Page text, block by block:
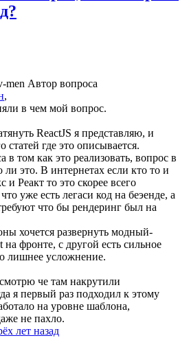
men Автор вопроса
,
в чем мой вопрос.
ReactJS я представляю, и
статей где это описывается.
в том как это реализовать, вопрос в
ли это. В интернетах если кто то и
и Реакт то это скорее всего
уже есть легаси код на беэенде, а
что бы рендеринг был на
хочется развернуть модный-
фронте, с другой есть сильное
лишнее усложнение.
че там накрутили
я первый раз подходил к этому
на уровне шаблона,
не пахло.
лет назад